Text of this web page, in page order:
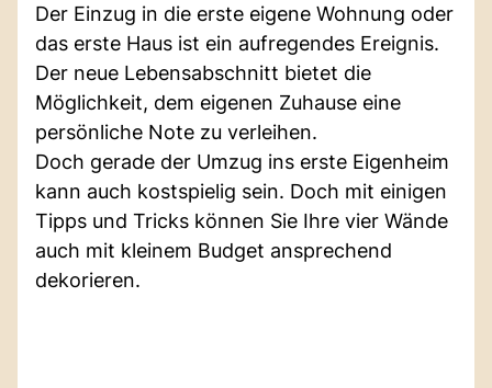
Der Einzug in die erste eigene Wohnung oder
das erste Haus ist ein aufregendes Ereignis.
Der neue Lebensabschnitt bietet die
Möglichkeit, dem eigenen Zuhause eine
persönliche Note zu verleihen.
Doch gerade der Umzug ins erste Eigenheim
kann auch kostspielig sein. Doch mit einigen
Tipps und Tricks können Sie Ihre vier Wände
auch mit kleinem Budget ansprechend
dekorieren.